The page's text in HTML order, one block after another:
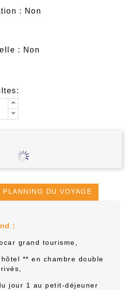
: Non
: Non
PLANNING DU VOYAGE
:
grand tourisme,
** en chambre double
jour 1 au petit-déjeuner